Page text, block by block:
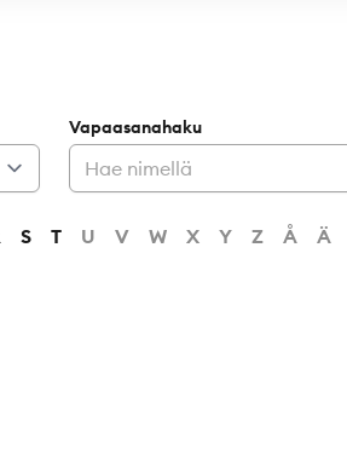
Vapaasanahaku
S T U V W X Y Z Å Ä